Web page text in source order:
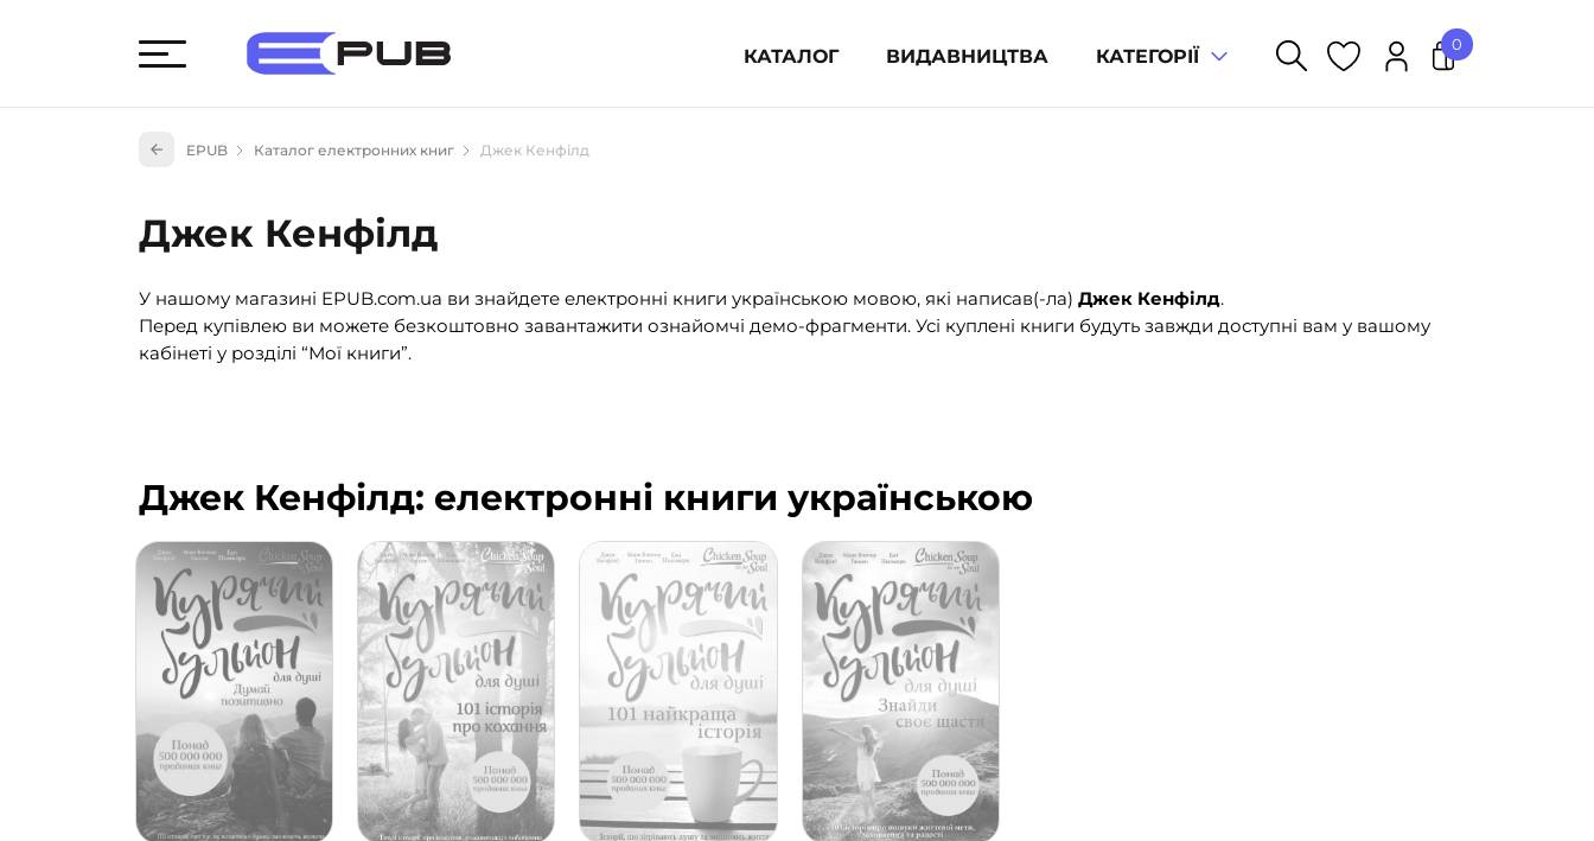
КАТАЛОГ ВИДАВНИЦТВА КАТЕГОРІЇ
Художня література (1854)
(527)
0
У кошику немає товарів.
EPUB Каталог електронних книг Джек Кенфілд
Джек Кенфілд
У нашому магазині EPUB.com.ua ви знайдете електронні книги українською мовою, які написав(-ла) Джек Кенфілд.
Перед купівлею ви можете безкоштовно завантажити ознайомчі демо-фрагменти. Усі куплені книги будуть завжди доступні вам у вашому
кабінеті у розділі “Мої книги”.
Джек Кенфілд: електронні книги українською